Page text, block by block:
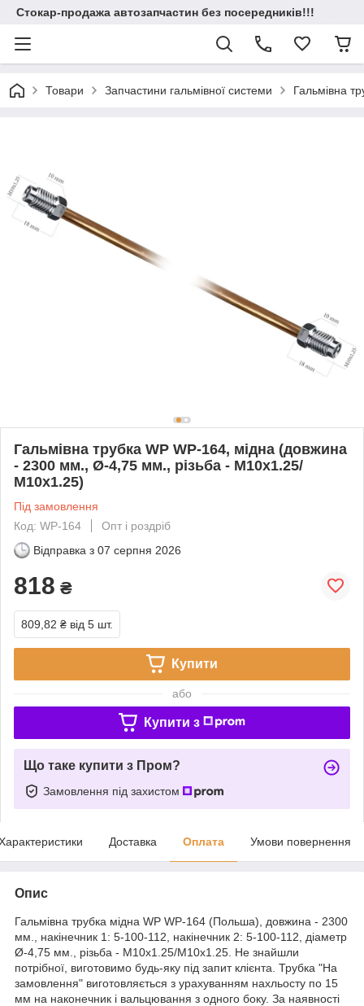
Стокар-продажа автозапчастин без посередників!!!
Товари Запчастини гальмівної системи Гальмівна
Гальмівна трубка WP WP-164, мідна (довжина
- 2300 мм., Ø-4,75 мм., різьба - М10х1.25/
М10х1.25)
Під замовлення
Код: WP-164
Опт і роздріб
Відправка з 07 серпня 2026
818 ₴
809,82 ₴ від 5 шт.
Купити
або
Купити з
Що таке купити з Пром?
Замовлення під захистом
Доставка Оплата Умови повернення
Опис
Гальмівна трубка мідна WP WP-164 (Польша), довжина - 2300
мм., накінечник 1: 5-100-112, накінечник 2: 5-100-112, діаметр
Ø-4,75 мм., різьба - М10х1.25/М10х1.25. Не знайшли
потрібної, виготовимо будь-яку під запит клієнта. Трубка "На
замовлення" виготовляється з урахуванням нахльосту по 15
мм на наконечник і вальцювання з одного боку. За наявності